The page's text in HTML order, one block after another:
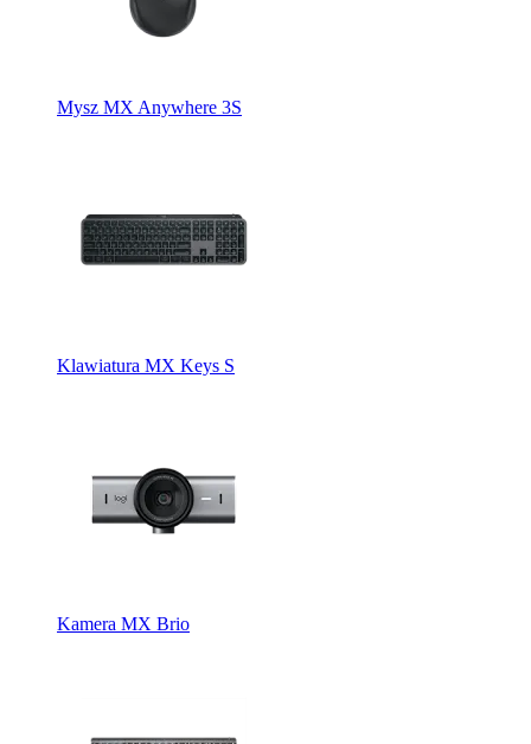
Mysz MX Anywhere 3S
Klawiatura MX Keys S
Kamera MX Brio